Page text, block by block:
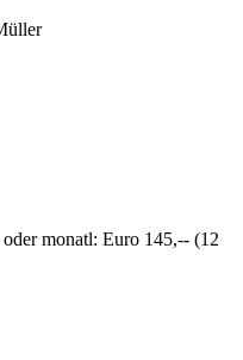
monatl: Euro 145,-- (12